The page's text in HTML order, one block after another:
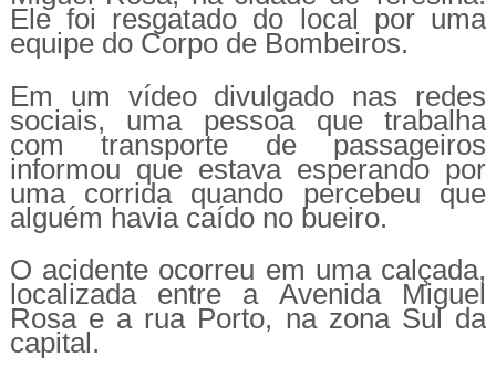
Ele foi resgatado do local por uma
equipe do Corpo de Bombeiros.
Em um vídeo divulgado nas redes
sociais, uma pessoa que trabalha
com transporte de passageiros
informou que estava esperando por
uma corrida quando percebeu que
alguém havia caído no bueiro.
O acidente ocorreu em uma calçada,
localizada entre a Avenida Miguel
Rosa e a rua Porto, na zona Sul da
capital.